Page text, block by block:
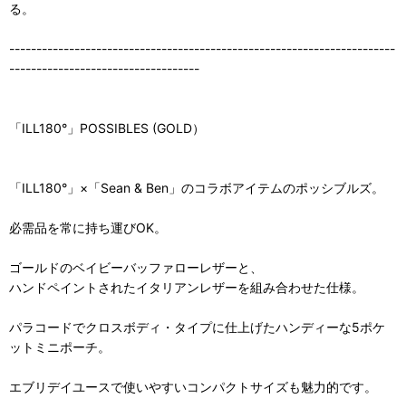
る。
-----------------------------------------------------------------------
-----------------------------------
「ILL180°」POSSIBLES (GOLD）
「ILL180°」×「Sean & Ben」のコラボアイテムのポッシブルズ。
必需品を常に持ち運びOK。
ゴールドのベイビーバッファローレザーと、
ハンドペイントされたイタリアンレザーを組み合わせた仕様。
パラコードでクロスボディ・タイプに仕上げたハンディーな5ポケ
ットミニポーチ。
エブリデイユースで使いやすいコンパクトサイズも魅力的です。